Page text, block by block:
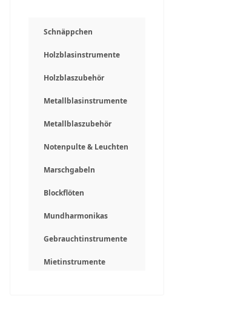
Schnäppchen
Holzblasinstrumente
Holzblaszubehör
Metallblasinstrumente
Metallblaszubehör
Notenpulte & Leuchten
Marschgabeln
Blockflöten
Mundharmonikas
Gebrauchtinstrumente
Mietinstrumente